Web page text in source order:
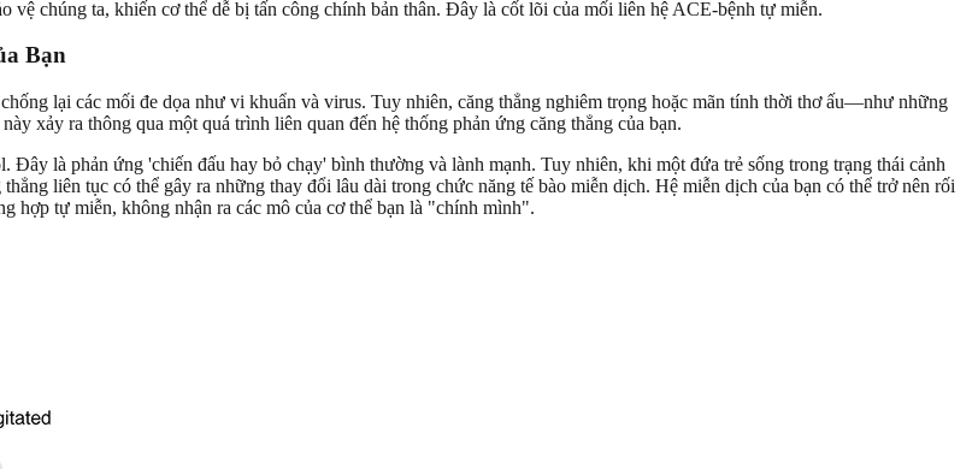
vệ chúng ta, khiến cơ thể dễ bị tấn công chính bản thân. Đây là cốt lõi của mối liên hệ ACE-bệnh tự miễn.
Bạn
lại các mối đe dọa như vi khuẩn và virus. Tuy nhiên, căng thẳng nghiêm trọng hoặc mãn tính thời thơ ấu—như những
xảy ra thông qua một quá trình liên quan đến hệ thống phản ứng căng thẳng của bạn.
là phản ứng 'chiến đấu hay bỏ chạy' bình thường và lành mạnh. Tuy nhiên, khi một đứa trẻ sống trong trạng thái cảnh
liên tục có thể gây ra những thay đổi lâu dài trong chức năng tế bào miễn dịch. Hệ miễn dịch của bạn có thể trở nên rối
hợp tự miễn, không nhận ra các mô của cơ thể bạn là "chính mình".